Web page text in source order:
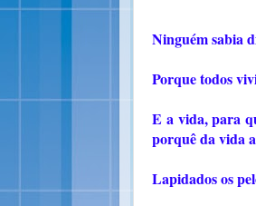
Ninguém sabia
Porque todos
E a vida, para
porquê da vida
Lapidados os